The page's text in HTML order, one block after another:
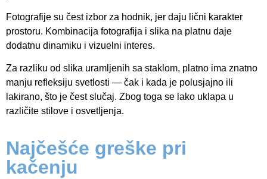
Fotografije su čest izbor za hodnik, jer daju lični karakter
prostoru. Kombinacija fotografija i slika na platnu daje
dodatnu dinamiku i vizuelni interes.
Za razliku od slika uramljenih sa staklom, platno ima znatno
manju refleksiju svetlosti — čak i kada je polusjajno ili
lakirano, što je čest slučaj. Zbog toga se lako uklapa u
različite stilove i osvetljenja.
Najčešće greške pri
kačenju